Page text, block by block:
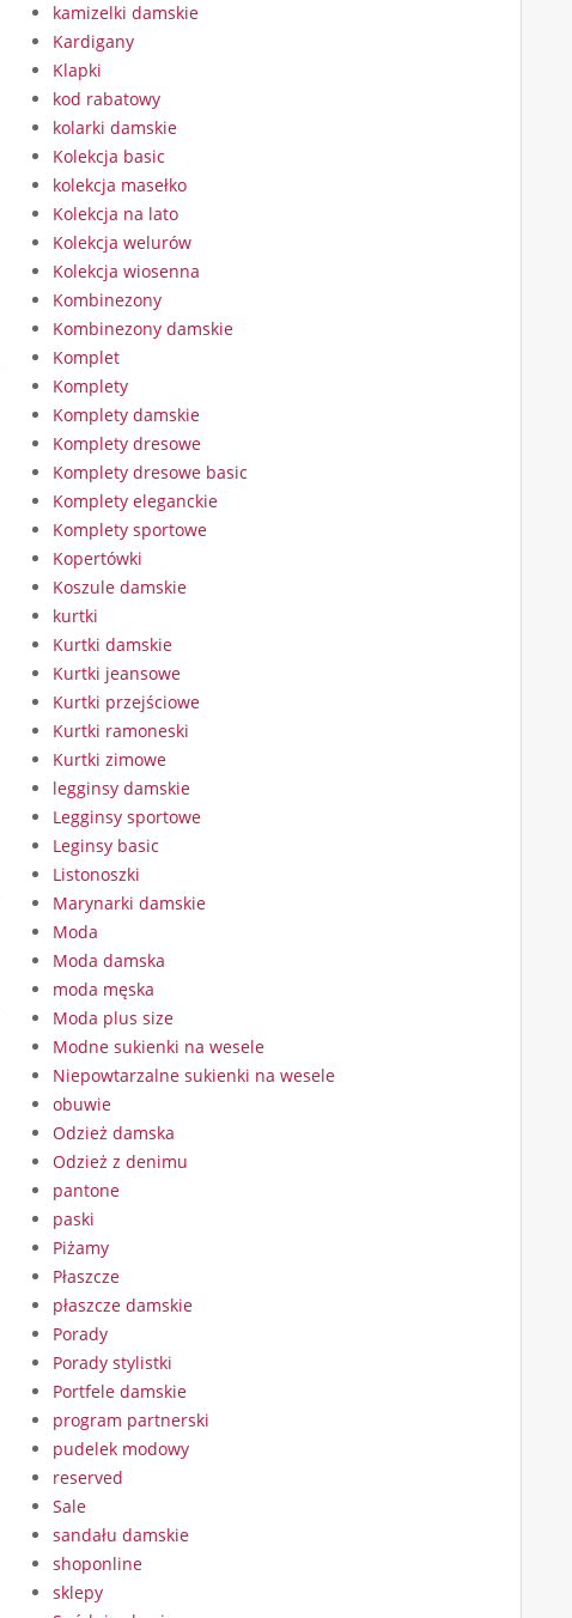
kamizelki damskie
Kardigany
Klapki
kod rabatowy
kolarki damskie
Kolekcja basic
kolekcja masełko
Kolekcja na lato
Kolekcja welurów
Kolekcja wiosenna
Kombinezony
Kombinezony damskie
Komplet
Komplety
Komplety damskie
Komplety dresowe
Komplety dresowe basic
Komplety eleganckie
Komplety sportowe
Kopertówki
Koszule damskie
kurtki
Kurtki damskie
Kurtki jeansowe
Kurtki przejściowe
Kurtki ramoneski
Kurtki zimowe
legginsy damskie
Legginsy sportowe
Leginsy basic
Listonoszki
Marynarki damskie
Moda
Moda damska
moda męska
Moda plus size
Modne sukienki na wesele
Niepowtarzalne sukienki na wesele
obuwie
Odzież damska
Odzież z denimu
pantone
paski
Piżamy
Płaszcze
płaszcze damskie
Porady
Porady stylistki
Portfele damskie
program partnerski
pudelek modowy
reserved
Sale
sandału damskie
shoponline
sklepy